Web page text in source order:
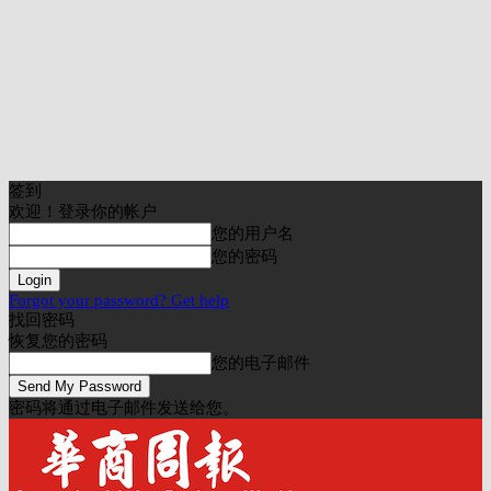
签到
欢迎！登录你的帐户
您的用户名
您的密码
Forgot your password? Get help
找回密码
恢复您的密码
您的电子邮件
密码将通过电子邮件发送给您。